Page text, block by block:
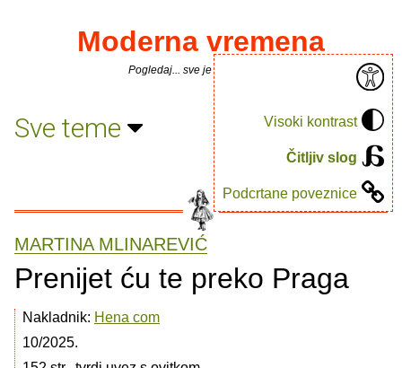
Visoki kontrast
Čitljiv slog
Podcrtane poveznice
Moderna vremena
Pogledaj... sve je puno knjiga.
Sve teme
MARTINA MLINAREVIĆ
Prenijet ću te preko Praga
Nakladnik: Hena com
10/2025.